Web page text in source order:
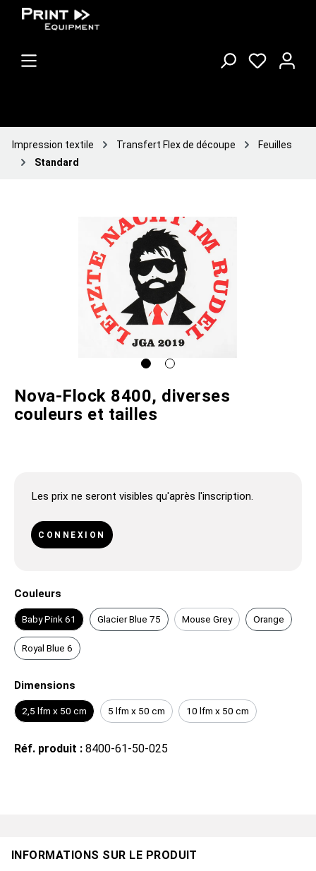
Impression textile Transfert Flex de découpe
Feuilles
Standard
Nova-Flock 8400, diverses
couleurs et tailles
Les prix ne seront visibles qu'après l'inscription.
CONNEXION
Couleurs
Baby Pink 61 Glacier Blue 75 Mouse Grey Orange
Royal Blue 6
Dimensions
2,5 lfm x 50 cm 5 lfm x 50 cm 10 lfm x 50 cm
Réf. produit : 8400-61-50-025
INFORMATIONS SUR LE PRODUIT